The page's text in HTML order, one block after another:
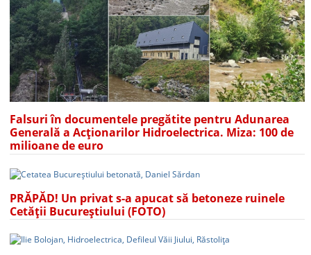
Falsuri în documentele pregătite pentru Adunarea
Generală a Acționarilor Hidroelectrica. Miza: 100 de
milioane de euro
PRĂPĂD! Un privat s-a apucat să betoneze ruinele
Cetății Bucureștiului (FOTO)